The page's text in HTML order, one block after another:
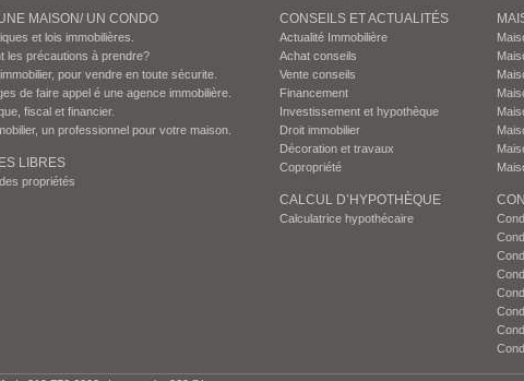
MAISON/ UN CONDO
et lois immobilières.
les précautions à prendre?
pour vendre en toute sécurite.
de faire appel é une agence immobilière.
fiscal et financier.
un professionnel pour votre maison.
LIBRES
propriétés
CONSEILS ET ACTUALITÉS
Actualité Immobilière
Achat conseils
Vente conseils
Financement
Investissement et hypothèque
Droit immobilier
Décoration et travaux
Copropriété
CALCUL D’HYPOTHÈQUE
Calculatrice hypothécaire